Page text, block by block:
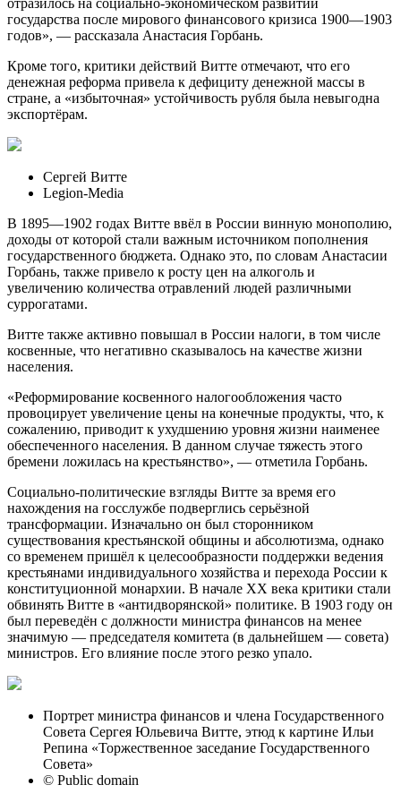
отразилось на социально-экономическом развитии
государства после мирового финансового кризиса 1900—1903
годов», — рассказала Анастасия Горбань.
Кроме того, критики действий Витте отмечают, что его
денежная реформа привела к дефициту денежной массы в
стране, а «избыточная» устойчивость рубля была невыгодна
экспортёрам.
Сергей Витте
Legion-Media
В 1895—1902 годах Витте ввёл в России винную монополию,
доходы от которой стали важным источником пополнения
государственного бюджета. Однако это, по словам Анастасии
Горбань, также привело к росту цен на алкоголь и
увеличению количества отравлений людей различными
суррогатами.
Витте также активно повышал в России налоги, в том числе
косвенные, что негативно сказывалось на качестве жизни
населения.
«Реформирование косвенного налогообложения часто
провоцирует увеличение цены на конечные продукты, что, к
сожалению, приводит к ухудшению уровня жизни наименее
обеспеченного населения. В данном случае тяжесть этого
бремени ложилась на крестьянство», — отметила Горбань.
Социально-политические взгляды Витте за время его
нахождения на госслужбе подверглись серьёзной
трансформации. Изначально он был сторонником
существования крестьянской общины и абсолютизма, однако
со временем пришёл к целесообразности поддержки ведения
крестьянами индивидуального хозяйства и перехода России к
конституционной монархии. В начале ХХ века критики стали
обвинять Витте в «антидворянской» политике. В 1903 году он
был переведён с должности министра финансов на менее
значимую — председателя комитета (в дальнейшем — совета)
министров. Его влияние после этого резко упало.
Портрет министра финансов и члена Государственного
Совета Сергея Юльевича Витте, этюд к картине Ильи
Репина «Торжественное заседание Государственного
Совета»
© Public domain